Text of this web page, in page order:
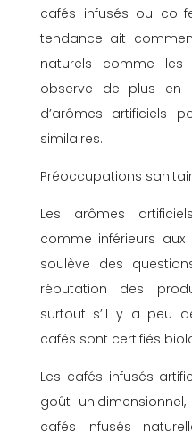
cafés infusés ou co-
tendance ait
naturels comme
observe de plus en
d’arômes artificiels
similaires.
Préoccupations
Les arômes
comme inférieurs aux
soulève des
réputation des
surtout s’il y a peu
cafés sont certifiés
Les cafés infusés
goût
cafés infusés